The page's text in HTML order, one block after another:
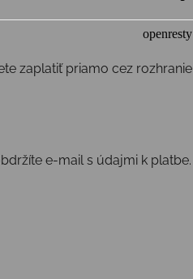
zaplatiť priamo cez
e-mail s údajmi k